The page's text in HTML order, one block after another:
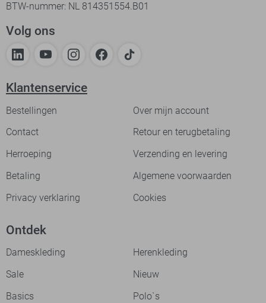
BTW-nummer: NL 814351554.B01
Volg ons
Klantenservice
Bestellingen
Over mijn account
Contact
Retour en terugbetaling
Herroeping
Verzending en levering
Betaling
Algemene voorwaarden
Privacy verklaring
Cookies
Ontdek
Dameskleding
Herenkleding
Sale
Nieuw
Basics
Polo`s